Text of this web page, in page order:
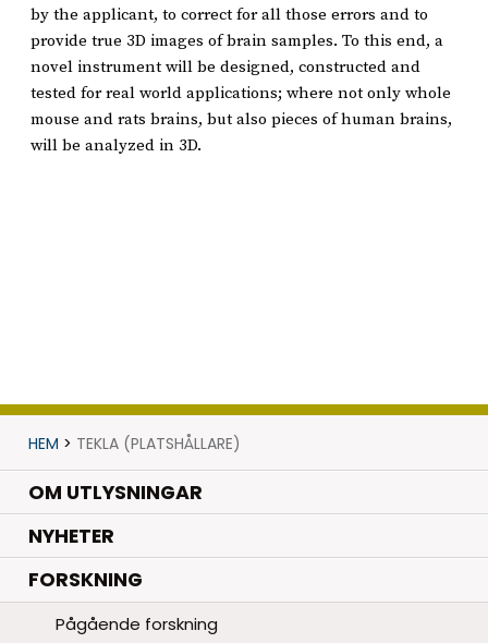
by the applicant, to correct for all those errors and to
provide true 3D images of brain samples. To this end, a
novel instrument will be designed, constructed and
tested for real world applications; where not only whole
mouse and rats brains, but also pieces of human brains,
will be analyzed in 3D.
HEM > TEKLA (PLATSHÅLLARE)
OM UTLYSNINGAR
NYHETER.
FORSKNING.
Pågående forskning